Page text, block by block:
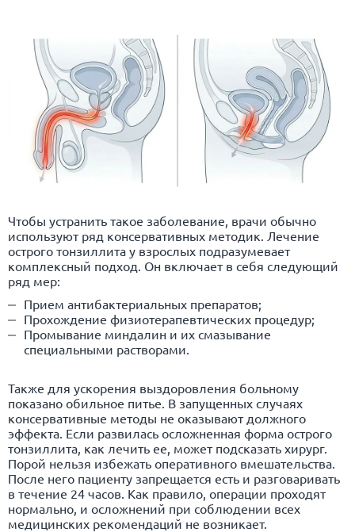
Чтобы устранить такое заболевание, врачи обычно
используют ряд консервативных методик. Лечение
острого тонзиллита у взрослых подразумевает
комплексный подход. Он включает в себя следующий
ряд мер:
Прием антибактериальных препаратов;
Прохождение физиотерапевтических процедур;
Промывание миндалин и их смазывание
специальными растворами.
Также для ускорения выздоровления больному
показано обильное питье. В запущенных случаях
консервативные методы не оказывают должного
эффекта. Если развилась осложненная форма острого
тонзиллита, как лечить ее, может подсказать хирург.
Порой нельзя избежать оперативного вмешательства.
После него пациенту запрещается есть и разговаривать
в течение 24 часов. Как правило, операции проходят
нормально, и осложнений при соблюдении всех
медицинских рекомендаций не возникает.